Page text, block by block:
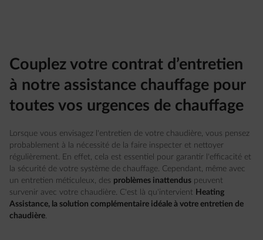
Couplez votre contrat d’entretien
à notre assistance chauffage pour
toutes vos urgences de chauffage
Lorsque vous envisagez l'entretien de votre chaudière, vous pensez
probablement à la nécessité de la faire inspecter et nettoyer
régulièrement. En effet, cela est essentiel pour garantir l'efficacité et
la sécurité de votre système de chauffage. Cependant, même avec
un entretien méticuleux, des problèmes inattendus peuvent
survenir avec votre chaudière. C'est là qu'intervient Heating
Assistance, la solution complémentaire idéale à votre entretien de
chaudière.